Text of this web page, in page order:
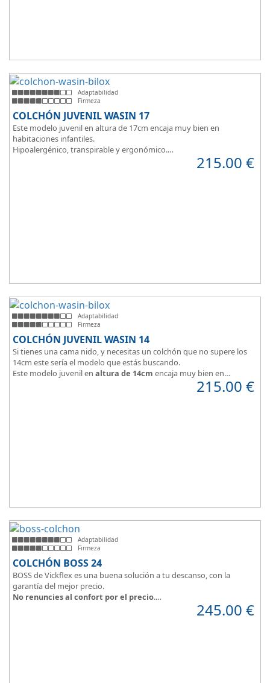
Adaptabilidad
Firmeza
COLCHÓN JUVENIL WASIN 17
Este modelo juvenil en altura de 17cm encaja muy bien en
habitaciones infantiles.
Hipoalergénico, transpirable y ergonómico.
215.00 €
Adaptabilidad
Firmeza
COLCHÓN JUVENIL WASIN 14
Si tienes una cama nido, y necesitas un colchón que no supere los
14cm este sería el modelo que estás buscando.
Este modelo juvenil en altura de 14cm encaja muy bien en
215.00 €
Adaptabilidad
Firmeza
COLCHÓN BOSS 24
BOSS de Vickflex es una buena solución a tu descanso, con la
garantía del mejor precio.
No renuncies al confort por el precio.
núcleo firme y resistenteque combinado
con su material viscoelástico ViscoPlume en ambas caras y algodón
245.00 €